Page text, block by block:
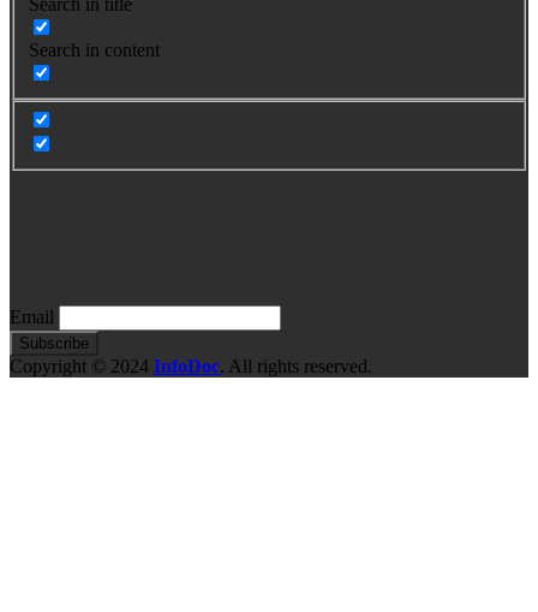
Search in content
Email
Copyright © 2024 InfoDoc. All rights reserved.